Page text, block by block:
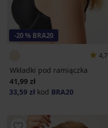
-20 % BRA20
4,7
Wkładki pod ramiączka
41,99 zł
33,59 zł kod BRA20